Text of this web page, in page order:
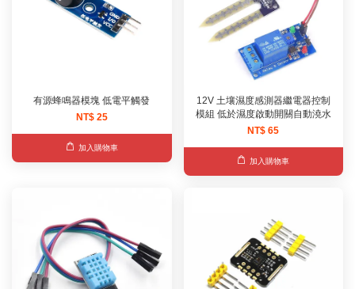
有源蜂鳴器模塊 低電平觸發
NT$ 25
加入購物車
12V 土壤濕度感測器繼電器控制
模組 低於濕度啟動開關自動澆水
NT$ 65
加入購物車